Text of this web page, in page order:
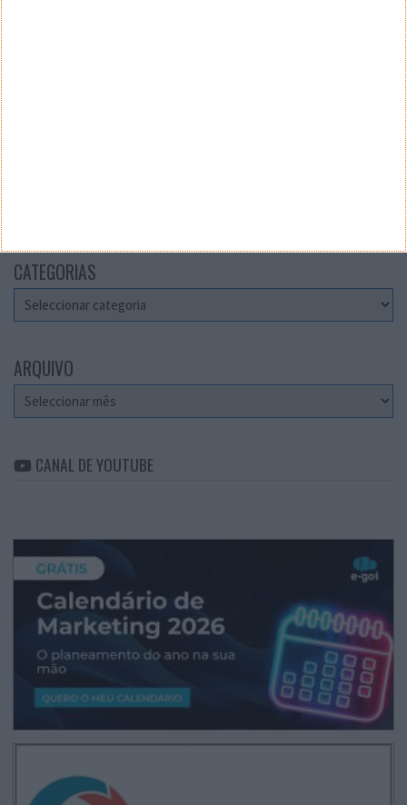
CATEGORIAS
Categorias
ARQUIVO
Arquivo
CANAL DE YOUTUBE